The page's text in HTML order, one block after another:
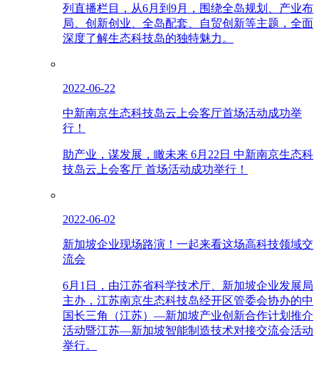
列直播栏目，从6月到9月，围绕全岛规划、产业布
局、创新创业、全岛配套、自贸创新等主题，全面
深度了解生态科技岛的独特魅力。
2022-06-22
中新南京生态科技岛云上会客厅首场活动成功举
行！
助产业，谋发展，瞰未来 6月22日 中新南京生态科
技岛云上会客厅 首场活动成功举行！
2022-06-02
新加坡企业现场路演！一起来看这场高科技领域交
流会
6月1日，由江苏省科学技术厅、新加坡企业发展局
主办，江苏南京生态科技岛经开区管委会协办的中
国长三角（江苏）—新加坡产业创新合作计划推介
活动暨江苏—新加坡智能制造技术对接交流会活动
举行。